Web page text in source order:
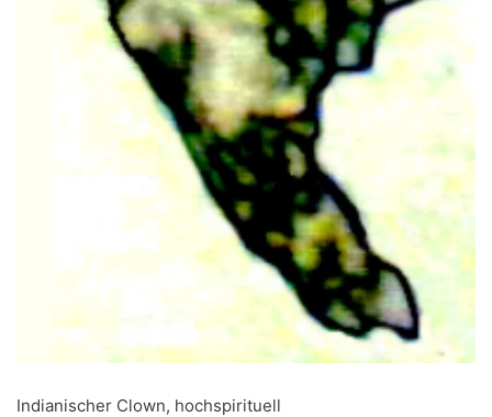
Indianischer Clown, hochspirituell